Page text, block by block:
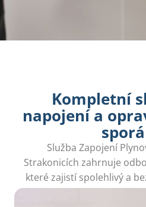
Kompletní
napojení a
Služba Zapojení
Strakonicích zahrnuje
které zajistí spolehlivý a
plynových